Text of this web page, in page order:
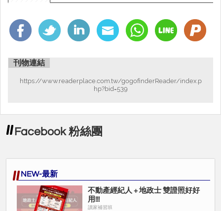
刊物連結
https://www.readerplace.com.tw/gogofinderReader/index.p
hp?bid=539
Facebook 粉絲團
NEW-最新
不動產經紀人 + 地政士 雙證照好好
用!!!
讀家補習班